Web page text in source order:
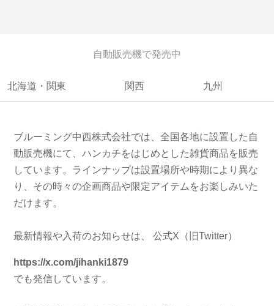
自動販売機で発売中
北海道・関東 関西 九州
ブルーミング中西株式会社では、全国各地に設置した自
動販売機にて、ハンカチをはじめとした雑貨商品を販売
しています。ラインナップは設置場所や時期により異な
り、その時々の企画商品や限定アイテムをお楽しみいた
だけます。
最新情報や入荷のお知らせは、 公式X（旧Twitter）
https://x.com/jihanki1879
でも発信しています。